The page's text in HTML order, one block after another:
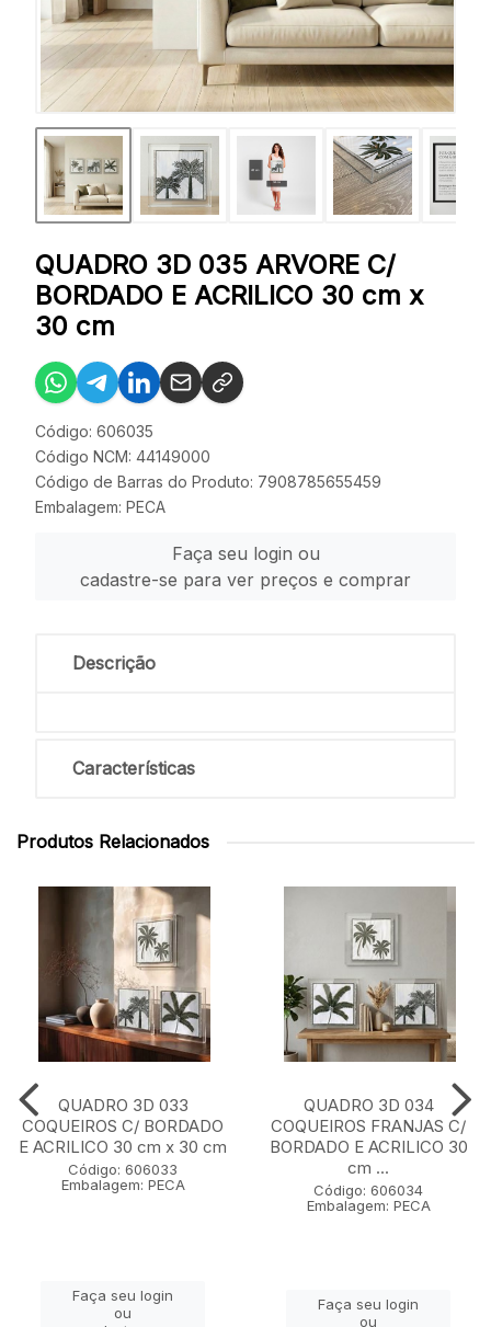
QUADRO 3D 035 ARVORE C/
BORDADO E ACRILICO 30 cm x
30 cm
Código: 606035
Código NCM: 44149000
Código de Barras do Produto: 7908785655459
Embalagem: PECA
Faça seu login ou
cadastre-se para ver preços e comprar
Descrição
Características
Produtos Relacionados
QUADRO 3D 033
COQUEIROS C/ BORDADO
E ACRILICO 30 cm x 30 cm
Código: 606033
Embalagem: PECA
Faça seu login
ou
QUADRO 3D 034
COQUEIROS FRANJAS C/
BORDADO E ACRILICO 30
cm ...
Código: 606034
Embalagem: PECA
Faça seu login
ou